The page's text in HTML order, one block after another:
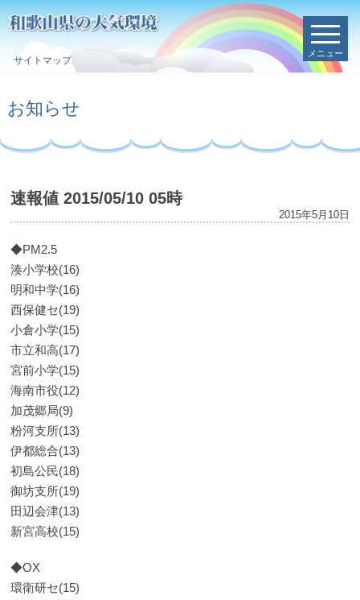
サイトマップ
メニュー
お知らせ
速報値 2015/05/10 05時
2015年5月10日
◆PM2.5
湊小学校(16)
明和中学(16)
西保健セ(19)
小倉小学(15)
市立和高(17)
宮前小学(15)
海南市役(12)
加茂郷局(9)
粉河支所(13)
伊都総合(13)
初島公民(18)
御坊支所(19)
田辺会津(13)
新宮高校(15)
◆OX
環衛研セ(15)